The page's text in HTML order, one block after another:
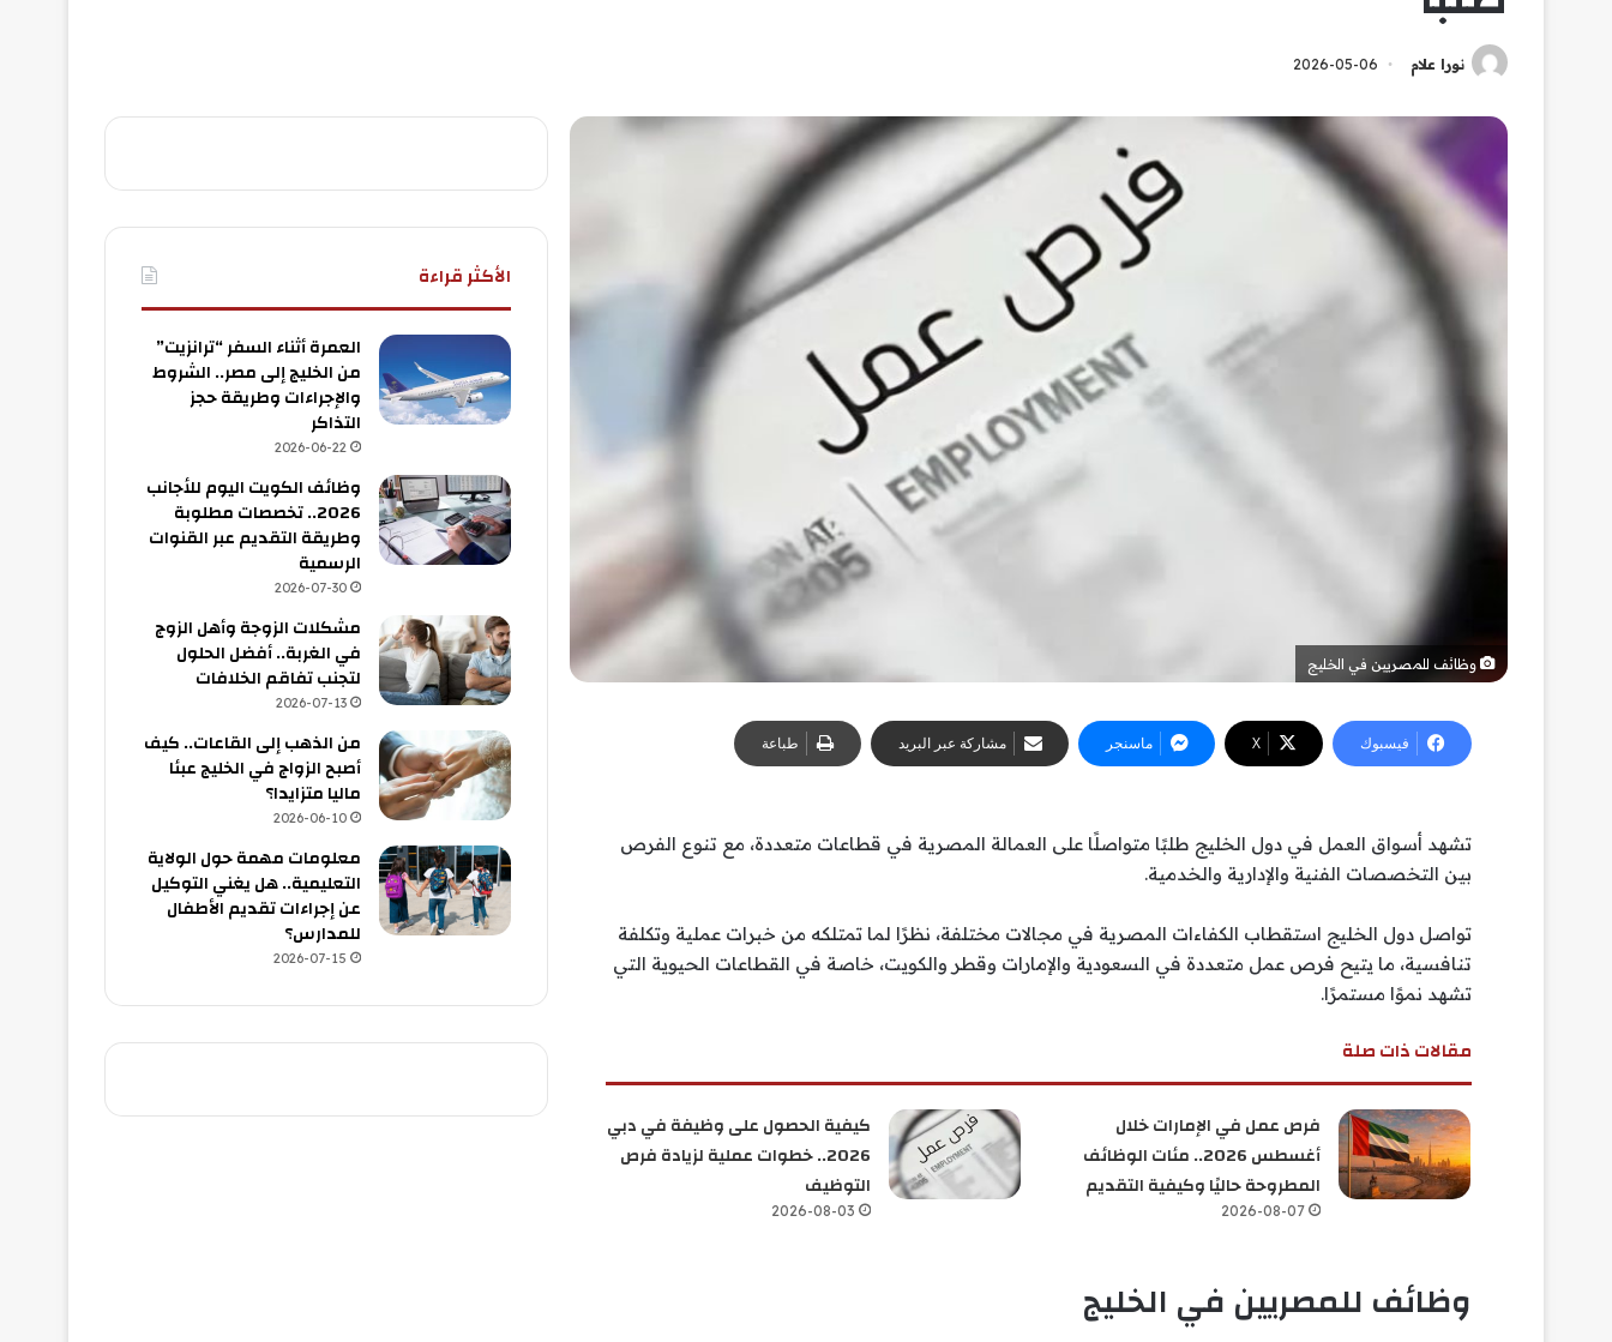
نورا علام 2026-05-06
وظائف للمصريين في الخليج
فيسبوك ‫X ماسنجر مشاركة عبر البريد طباعة
تشهد أسواق العمل في دول الخليج طلبًا متواصلًا على العمالة المصرية في قطاعات متعددة، مع تنوع الفرص
بين التخصصات الفنية والإدارية والخدمية.
تواصل دول الخليج استقطاب الكفاءات المصرية في مجالات مختلفة، نظرًا لما تمتلكه من خبرات عملية وتكلفة
تنافسية، ما يتيح فرص عمل متعددة في السعودية والإمارات وقطر والكويت، خاصة في القطاعات الحيوية التي
تشهد نموًا مستمرًا.
مقالات ذات صلة
فرص عمل في الإمارات خلال
أغسطس 2026.. مئات الوظائف
المطروحة حاليًا وكيفية التقديم
2026-08-07
كيفية الحصول على وظيفة في دبي
2026.. خطوات عملية لزيادة فرص
التوظيف
2026-08-03
وظائف للمصريين في الخليج
الأكثر قراءة
العمرة أثناء السفر “ترانزيت”
من الخليج إلى مصر.. الشروط
والإجراءات وطريقة حجز
التذاكر
2026-06-22
وظائف الكويت اليوم للأجانب
2026.. تخصصات مطلوبة
وطريقة التقديم عبر القنوات
الرسمية
2026-07-30
مشكلات الزوجة وأهل الزوج
في الغربة.. أفضل الحلول
لتجنب تفاقم الخلافات
2026-07-13
من الذهب إلى القاعات.. كيف
أصبح الزواج في الخليج عبئا
ماليا متزايدا؟
2026-06-10
معلومات مهمة حول الولاية
التعليمية.. هل يغني التوكيل
عن إجراءات تقديم الأطفال
للمدارس؟
2026-07-15